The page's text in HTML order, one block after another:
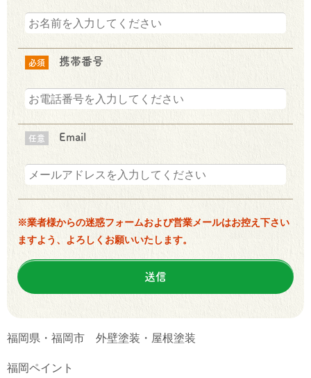
必須 携帯番号
任意 Email
※業者様からの迷惑フォームおよび営業メールはお控え下さい
ますよう、よろしくお願いいたします。
福岡県・福岡市 外壁塗装・屋根塗装
福岡ペイント